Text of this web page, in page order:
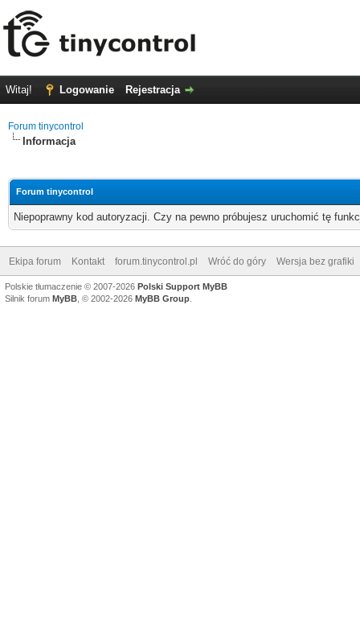
Witaj! Logowanie Rejestracja
Forum tinycontrol
Informacja
Forum tinycontrol
Niepoprawny kod autoryzacji. Czy na pewno próbujesz uruchomić tę
Ekipa forum Kontakt forum.tinycontrol.pl Wróć do góry Wersja bez grafiki
Polskie tłumaczenie © 2007-2026 Polski Support MyBB
Silnik forum MyBB , © 2002-2026 MyBB Group